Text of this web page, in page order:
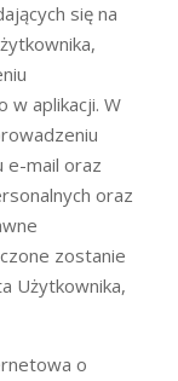
się na
w aplikacji. W
e-mail oraz
oraz
zostanie
Użytkownika,
o